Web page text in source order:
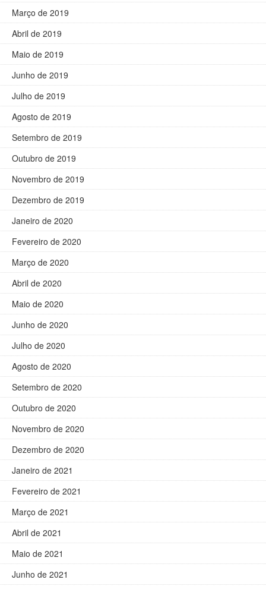
Março de 2019
Abril de 2019
Maio de 2019
Junho de 2019
Julho de 2019
Agosto de 2019
Setembro de 2019
Outubro de 2019
Novembro de 2019
Dezembro de 2019
Janeiro de 2020
Fevereiro de 2020
Março de 2020
Abril de 2020
Maio de 2020
Junho de 2020
Julho de 2020
Agosto de 2020
Setembro de 2020
Outubro de 2020
Novembro de 2020
Dezembro de 2020
Janeiro de 2021
Fevereiro de 2021
Março de 2021
Abril de 2021
Maio de 2021
Junho de 2021